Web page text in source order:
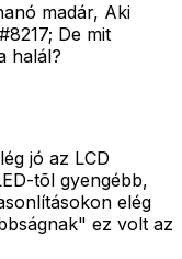
madár, Aki
De mit
halál?
jó az LCD
tõl gyengébb,
elég
ez volt az